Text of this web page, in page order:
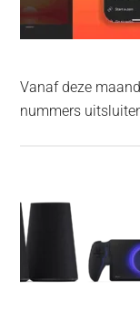
Vanaf deze
nummers